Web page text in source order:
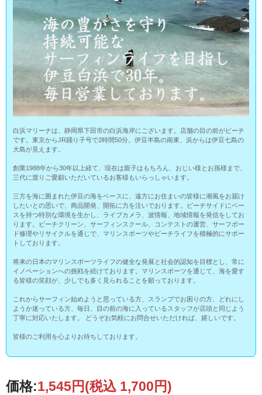
白浜マリーナは、静岡県下田市の白浜海岸にございます。店舗の目の前がビーチ
です。東京からJR踊り子号で2時間50分。伊豆半島の南東、浜からは伊豆七島の
大島が見えます。
創業1988年から30年以上経て、現在は親子はもちろん、おじい様とお孫様まで、
三代に渡りご愛顧いただいているお客様もいらっしゃいます。
三方を海に囲まれた伊豆の海をベースに、遠方にお住まいの皆様に潮風をお届け
したいとの思いで、商品開発、開拓に力を注いでおります。ビーチサイドにベー
スを持つ特別な環境を生かし、ライブカメラ、波情報、地域情報を発信をしてお
ります。ビーチクリーン、サーフィンスクール、コンテストの運営、サーフボー
ド修理やリサイクルを通じで、マリンスポーツやビーチライフを積極的にサポー
トしております。
将来の日本のマリンスポーツライフの健全な発展と社会的認知を目標とし、常に
イノベーションへの挑戦を続けております。マリンスポーツを通じて、海を愛す
る皆様の笑顔が、少しでも多く見られることを願っております。
これからサーフィン始めようと思っている方、スランプでお困りの方、どれにし
ようか迷っている方、毎日、目の前の海に入っているスタッフが店頭と同じよう
丁寧に対応いたします。 どうぞお気軽にお問合せいただければ、嬉しいです。
皆様のご利用を心よりお待ちしております。
価格:1,545円(税込 1,700円)